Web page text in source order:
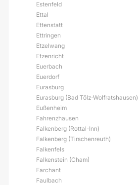
Estenfeld
Ettal
Ettenstatt
Ettringen
Etzelwang
Etzenricht
Euerbach
Euerdorf
Eurasburg
Eurasburg (Bad Tölz-Wolfratshausen)
Eußenheim
Fahrenzhausen
Falkenberg (Rottal-Inn)
Falkenberg (Tirschenreuth)
Falkenfels
Falkenstein (Cham)
Farchant
Faulbach